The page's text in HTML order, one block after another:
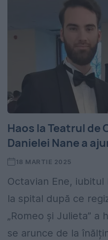
Haos la Teatrul de
Danielei Nane a
18 MARTIE 2025
Octavian Ene, iubitul
la spital după ce
„Romeo și Julieta”
se arunce de la